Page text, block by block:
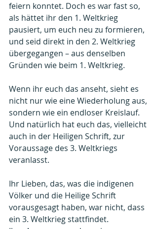
feiern konntet. Doch es war fast so,
als hättet ihr den 1. Weltkrieg
pausiert, um euch neu zu formieren,
und seid direkt in den 2. Weltkrieg
übergegangen – aus denselben
Gründen wie beim 1. Weltkrieg.
Wenn ihr euch das anseht, sieht es
nicht nur wie eine Wiederholung aus,
sondern wie ein endloser Kreislauf.
Und natürlich hat euch das, vielleicht
auch in der Heiligen Schrift, zur
Voraussage des 3. Weltkriegs
veranlasst.
Ihr Lieben, das, was die indigenen
Völker und die Heilige Schrift
vorausgesagt haben, war nicht, dass
ein 3. Weltkrieg stattfindet.